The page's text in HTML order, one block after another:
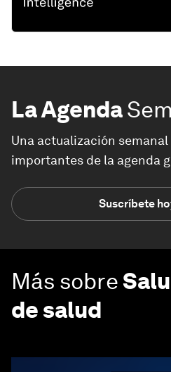
La Agenda
Una actualización
importantes de la agenda
Suscríbete
Más sobre
de salud